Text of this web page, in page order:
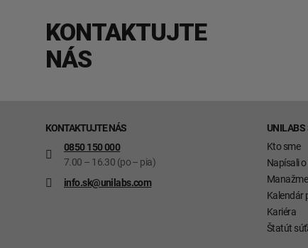
KONTAKTUJTE
NÁS
KONTAKTUJTE NÁS
0850 150 000
7.00 – 16.30 (po – pia)
info.sk@unilabs.com
UNILABS
Kto sme
Napísali
Kalendár
Kariéra
Štatút